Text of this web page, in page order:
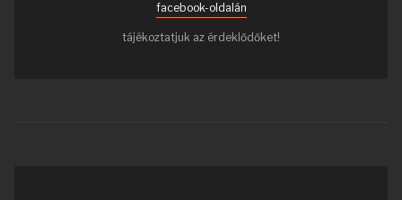
facebook-oldalán
tájékoztatjuk az érdeklődőket!